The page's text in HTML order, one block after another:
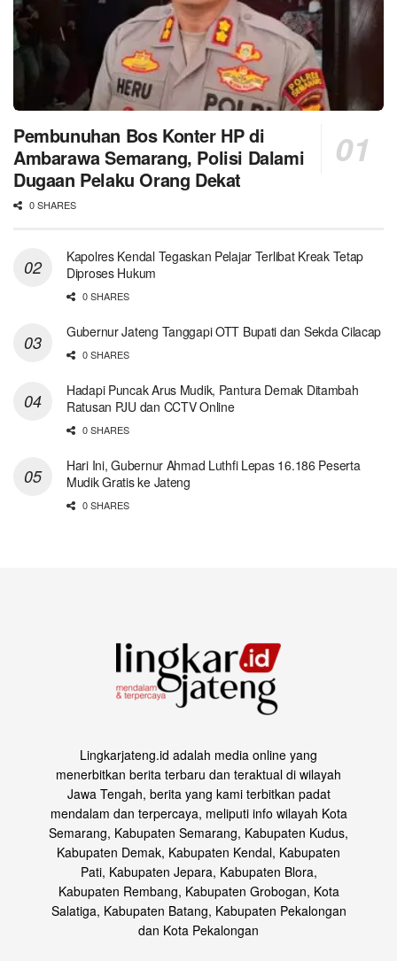
Pembunuhan Bos Konter HP di
Ambarawa Semarang, Polisi Dalami
Dugaan Pelaku Orang Dekat
0 SHARES
Kapolres Kendal Tegaskan Pelajar Terlibat Kreak Tetap
Diproses Hukum
0 SHARES
Gubernur Jateng Tanggapi OTT Bupati dan Sekda Cilacap
0 SHARES
Hadapi Puncak Arus Mudik, Pantura Demak Ditambah
Ratusan PJU dan CCTV Online
0 SHARES
Hari Ini, Gubernur Ahmad Luthfi Lepas 16.186 Peserta
Mudik Gratis ke Jateng
0 SHARES
Lingkarjateng.id adalah media online yang
menerbitkan berita terbaru dan teraktual di wilayah
Jawa Tengah, berita yang kami terbitkan padat
mendalam dan terpercaya, meliputi info wilayah Kota
Semarang, Kabupaten Semarang, Kabupaten Kudus,
Kabupaten Demak, Kabupaten Kendal, Kabupaten
Pati, Kabupaten Jepara, Kabupaten Blora,
Kabupaten Rembang, Kabupaten Grobogan, Kota
Salatiga, Kabupaten Batang, Kabupaten Pekalongan
dan Kota Pekalongan